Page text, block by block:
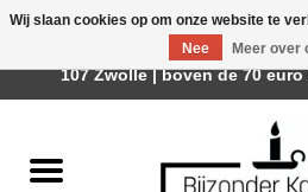
Räder Design Stories
Wij slaan cookies op om onze website te
Nee
Meer over
Afhalen is mogelijk bij Trotz Woon
107 Zwolle | boven de 70